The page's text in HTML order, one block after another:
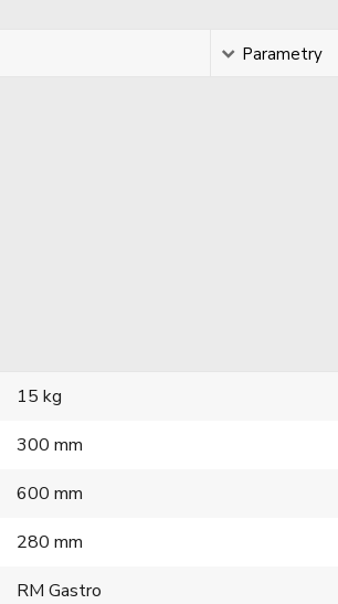
Parametry
15 kg
300 mm
600 mm
280 mm
RM Gastro